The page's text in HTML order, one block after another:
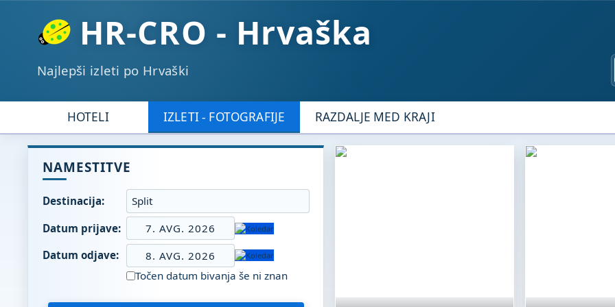
HR-CRO - Hrvaška
Najlepši izleti po Hrvaški
HOTELI IZLETI - FOTOGRAFIJE RAZDALJE MED KRAJI
NAMESTITVE
Destinacija:
Datum prijave:
7. AVG. 2026
Datum odjave:
8. AVG. 2026
Točen datum bivanja še ni znan